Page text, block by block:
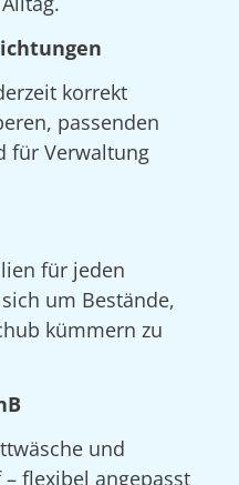
korrekt
passenden
für Verwaltung
für jeden
um Bestände,
kümmern zu
und
flexibel angepasst